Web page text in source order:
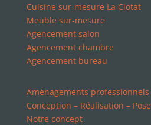
Cuisine sur-mesure La Ciotat
Meuble sur-mesure
Agencement salon
Agencement chambre
Agencement bureau
Aménagements professionnels
Conception – Réalisation – Pose
Notre concept